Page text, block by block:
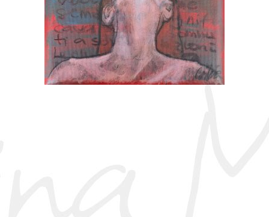
Elena Lucrezia Cornaro Piscopia
2022, In Evidenza, Olio Su Tela